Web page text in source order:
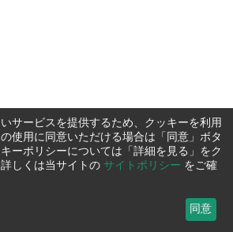
サービスを提供するため、クッキーを利用
使用に同意いただける場合は「同意」ボタ
ーポリシーについては「詳細を見る」をク
しくは当サイトの サイトポリシー をご確
同意